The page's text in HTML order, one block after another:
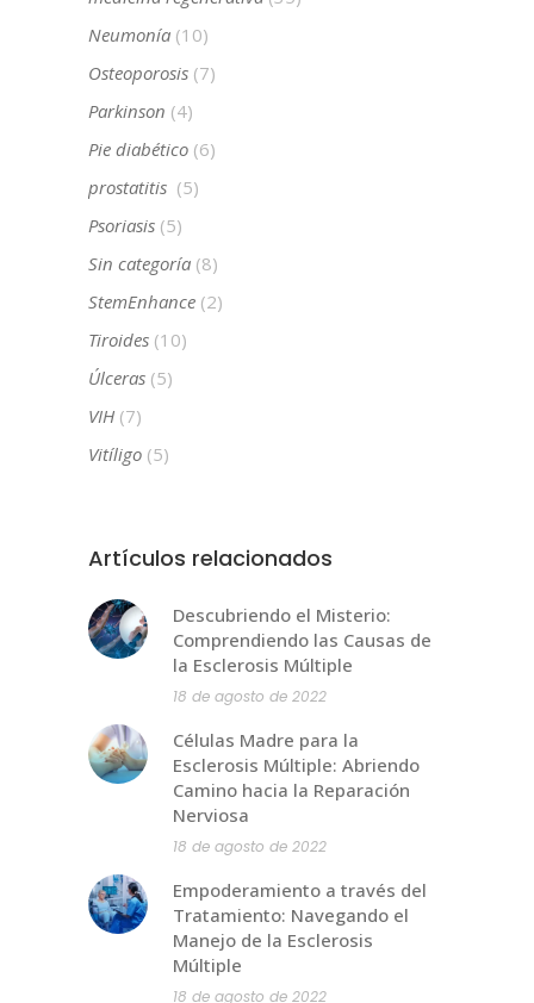
Neumonía (10)
Osteoporosis (7)
Parkinson (4)
Pie diabético (6)
prostatitis (5)
Psoriasis (5)
Sin categoría (8)
StemEnhance (2)
Tiroides (10)
Úlceras (5)
VIH (7)
Vitíligo (5)
Artículos relacionados
Descubriendo el Misterio:
Comprendiendo las Causas de
la Esclerosis Múltiple
18 de agosto de 2022
Células Madre para la
Esclerosis Múltiple: Abriendo
Camino hacia la Reparación
Nerviosa
18 de agosto de 2022
Empoderamiento a través del
Tratamiento: Navegando el
Manejo de la Esclerosis
Múltiple
18 de agosto de 2022